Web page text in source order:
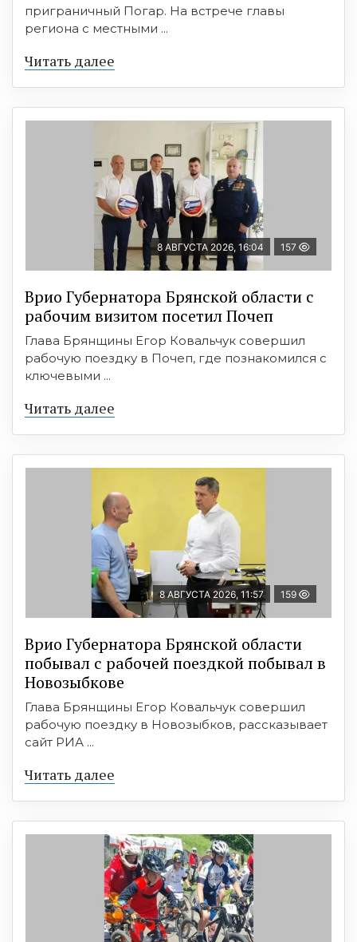
приграничный Погар. На встрече главы
региона с местными ...
Читать далее
8 АВГУСТА 2026, 16:04 157
Врио Губернатора Брянской области с
рабочим визитом посетил Почеп
Глава Брянщины Егор Ковальчук совершил
рабочую поездку в Почеп, где познакомился с
ключевыми ...
Читать далее
8 АВГУСТА 2026, 11:57 159
Врио Губернатора Брянской области
побывал с рабочей поездкой побывал в
Новозыбкове
Глава Брянщины Егор Ковальчук совершил
рабочую поездку в Новозыбков, рассказывает
сайт РИА ...
Читать далее